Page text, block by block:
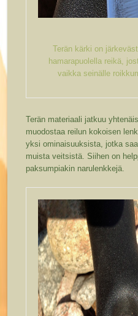
Terän kärki on
hamarapuolella reikä,
vaikka seinälle
Terän materiaali jatkuu
muodostaa reilun kokoisen
yksi ominaisuuksista, jotka
muista veitsistä. Siihen on
paksumpiakin narulenkkejä.